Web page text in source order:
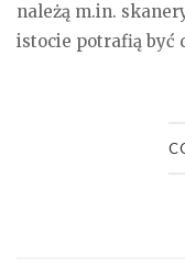
należą m.in.
istocie potrafią być